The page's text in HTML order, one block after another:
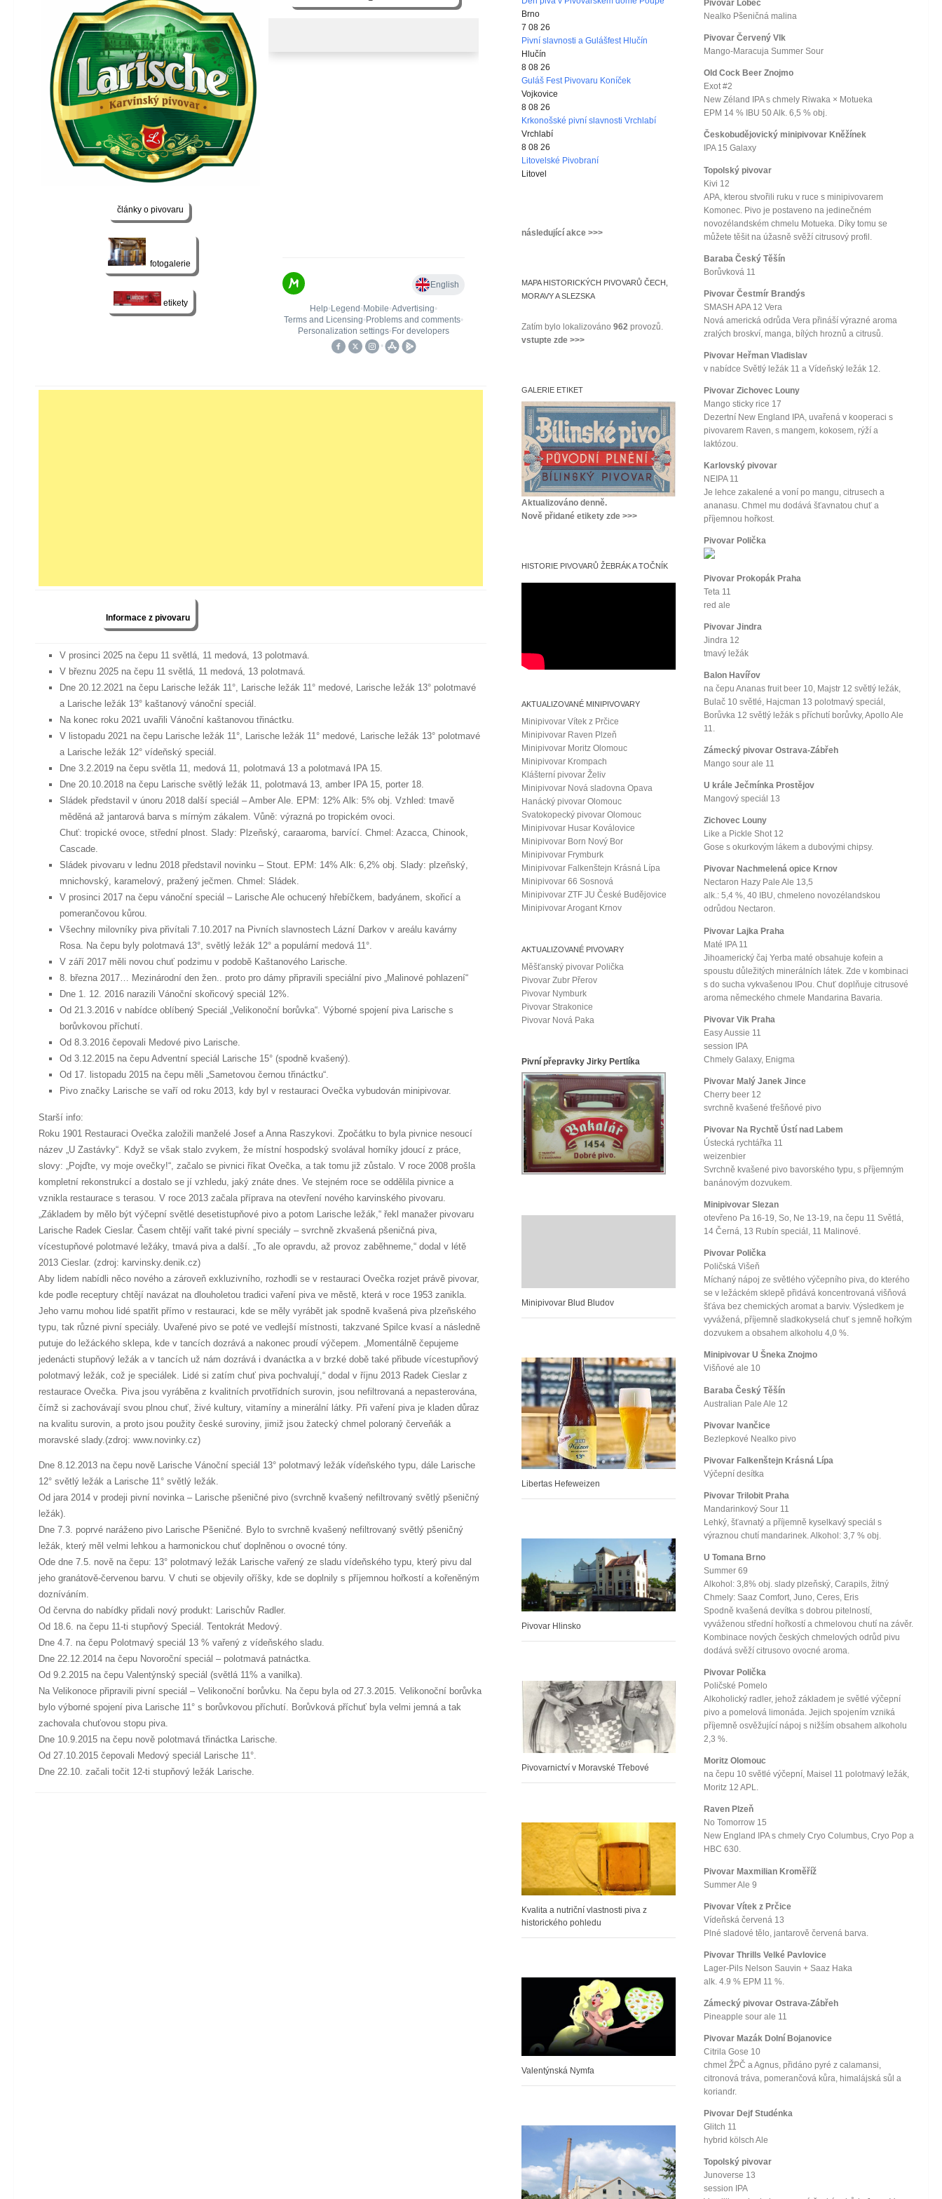
články o pivovaru
fotogalerie
etikety
Informace z pivovaru
V prosinci 2025 na čepu 11 světlá, 11 medová, 13 polotmavá.
V březnu 2025 na čepu 11 světlá, 11 medová, 13 polotmavá.
Dne 20.12.2021 na čepu Larische ležák 11°, Larische ležák 11° medové, Larische ležák 13° polotmavé
a Larische ležák 13° kaštanový vánoční speciál.
Na konec roku 2021 uvařili Vánoční kaštanovou třináctku.
V listopadu 2021 na čepu Larische ležák 11°, Larische ležák 11° medové, Larische ležák 13° polotmavé
a Larische ležák 12° vídeňský speciál.
Dne 3.2.2019 na čepu světla 11, medová 11, polotmavá 13 a polotmavá IPA 15.
Dne 20.10.2018 na čepu Larische světlý ležák 11, polotmavá 13, amber IPA 15, porter 18.
Sládek představil v únoru 2018 další speciál – Amber Ale. EPM: 12% Alk: 5% obj. Vzhled: tmavě
měděná až jantarová barva s mírným zákalem. Vůně: výrazná po tropickém ovoci.
Chuť: tropické ovoce, střední plnost. Slady: Plzeňský, caraaroma, barvící. Chmel: Azacca, Chinook,
Cascade.
Sládek pivovaru v lednu 2018 představil novinku – Stout. EPM: 14% Alk: 6,2% obj. Slady: plzeňský,
mnichovský, karamelový, pražený ječmen. Chmel: Sládek.
V prosinci 2017 na čepu vánoční speciál – Larische Ale ochucený hřebíčkem, badyánem, skořicí a
pomerančovou kůrou.
Všechny milovníky piva přivítali 7.10.2017 na Pivních slavnostech Lázní Darkov v areálu kavárny
Rosa. Na čepu byly polotmavá 13°, světlý ležák 12° a populární medová 11°.
V září 2017 měli novou chuť podzimu v podobě Kaštanového Larische.
8. března 2017… Mezinárodní den žen.. proto pro dámy připravili speciální pivo „Malinové pohlazení“
Dne 1. 12. 2016 narazili Vánoční skořicový speciál 12%.
Od 21.3.2016 v nabídce oblíbený Speciál „Velikonoční borůvka“. Výborné spojení piva Larische s
borůvkovou příchutí.
Od 8.3.2016 čepovali Medové pivo Larische.
Od 3.12.2015 na čepu Adventní speciál Larische 15° (spodně kvašený).
Od 17. listopadu 2015 na čepu měli „Sametovou černou třináctku“.
Pivo značky Larische se vaří od roku 2013, kdy byl v restauraci Ovečka vybudován minipivovar.
Starší info:
Roku 1901 Restauraci Ovečka založili manželé Josef a Anna Raszykovi. Zpočátku to byla pivnice nesoucí
název „U Zastávky“. Když se však stalo zvykem, že místní hospodský svolával horníky jdoucí z práce,
slovy: „Pojďte, vy moje ovečky!“, začalo se pivnici říkat Ovečka, a tak tomu již zůstalo. V roce 2008 prošla
kompletní rekonstrukcí a dostalo se jí vzhledu, jaký znáte dnes. Ve stejném roce se oddělila pivnice a
vznikla restaurace s terasou. V roce 2013 začala příprava na otevření nového karvinského pivovaru.
„Základem by mělo být výčepní světlé desetistupňové pivo a potom Larische ležák,“ řekl manažer pivovaru
Larische Radek Cieslar. Časem chtějí vařit také pivní speciály – svrchně zkvašená pšeničná piva,
vícestupňové polotmavé ležáky, tmavá piva a další. „To ale opravdu, až provoz zaběhneme,“ dodal v létě
2013 Cieslar. (zdroj: karvinsky.denik.cz)
Aby lidem nabídli něco nového a zároveň exkluzivního, rozhodli se v restauraci Ovečka rozjet právě pivovar,
kde podle receptury chtějí navázat na dlouholetou tradici vaření piva ve městě, která v roce 1953 zanikla.
Jeho varnu mohou lidé spatřit přímo v restauraci, kde se měly vyrábět jak spodně kvašená piva plzeňského
typu, tak různé pivní speciály. Uvařené pivo se poté ve vedlejší místnosti, takzvané Spilce kvasí a následně
putuje do ležáckého sklepa, kde v tancích dozrává a nakonec proudí výčepem. „Momentálně čepujeme
jedenácti stupňový ležák a v tancích už nám dozrává i dvanáctka a v brzké době také přibude vícestupňový
polotmavý ležák, což je speciálek. Lidé si zatím chuť piva pochvalují,“ dodal v říjnu 2013 Radek Cieslar z
restaurace Ovečka. Piva jsou vyráběna z kvalitních prvotřídních surovin, jsou nefiltrovaná a nepasterována,
čímž si zachovávají svou plnou chuť, živé kultury, vitamíny a minerální látky. Při vaření piva je kladen důraz
na kvalitu surovin, a proto jsou použity české suroviny, jimiž jsou žatecký chmel poloraný červeňák a
moravské slady.(zdroj: www.novinky.cz)
Dne 8.12.2013 na čepu nově Larische Vánoční speciál 13° polotmavý ležák vídeňského typu, dále Larische
12° světlý ležák a Larische 11° světlý ležák.
Od jara 2014 v prodeji pivní novinka – Larische pšeničné pivo (svrchně kvašený nefiltrovaný světlý pšeničný
ležák).
Dne 7.3. poprvé naráženo pivo Larische Pšeničné. Bylo to svrchně kvašený nefiltrovaný světlý pšeničný
ležák, který měl velmi lehkou a harmonickou chuť doplněnou o ovocné tóny.
Ode dne 7.5. nově na čepu: 13° polotmavý ležák Larische vařený ze sladu vídeňského typu, který pivu dal
jeho granátově-červenou barvu. V chuti se objevily oříšky, kde se doplnily s příjemnou hořkostí a kořeněným
dozníváním.
Od června do nabídky přidali nový produkt: Larischův Radler.
Od 18.6. na čepu 11-ti stupňový Speciál. Tentokrát Medový.
Dne 4.7. na čepu Polotmavý speciál 13 % vařený z vídeňského sladu.
Dne 22.12.2014 na čepu Novoroční speciál – polotmavá patnáctka.
Od 9.2.2015 na čepu Valentýnský speciál (světlá 11% a vanilka).
Na Velikonoce připravili pivní speciál – Velikonoční borůvku. Na čepu byla od 27.3.2015. Velikonoční borůvka
bylo výborné spojení piva Larische 11° s borůvkovou příchutí. Borůvková příchuť byla velmi jemná a tak
zachovala chuťovou stopu piva.
Dne 10.9.2015 na čepu nově polotmavá třináctka Larische.
Od 27.10.2015 čepovali Medový speciál Larische 11°.
Dne 22.10. začali točit 12-ti stupňový ležák Larische.
Pivovar Lobeč
Nealko Pšeničná malina
Pivovar Červený Vlk
Mango-Maracuja Summer Sour
Old Cock Beer Znojmo
Exot #2
New Zéland IPA s chmely Riwaka × Motueka
EPM 14 % IBU 50 Alk. 6,5 % obj.
Českobudějovický minipivovar Kněžínek
IPA 15 Galaxy
Topolský pivovar
Kivi 12
APA, kterou stvořili ruku v ruce s minipivovarem
Komonec. Pivo je postaveno na jedinečném
novozélandském chmelu Motueka. Díky tomu se
můžete těšit na úžasně svěží citrusový profil.
Baraba Český Těšín
Borůvková 11
Pivovar Čestmír Brandýs
SMASH APA 12 Vera
Nová americká odrůda Vera přináší výrazné aroma
zralých broskví, manga, bílých hroznů a citrusů.
Pivovar Heřman Vladislav
v nabídce Světlý ležák 11 a Vídeňský ležák 12.
Pivovar Zichovec Louny
Mango sticky rice 17
Dezertní New England IPA, uvařená v kooperaci s
pivovarem Raven, s mangem, kokosem, rýží a
laktózou.
Karlovský pivovar
NEIPA 11
Je lehce zakalené a voní po mangu, citrusech a
ananasu. Chmel mu dodává šťavnatou chuť a
příjemnou hořkost.
Pivovar Polička
Pivovar Prokopák Praha
Teta 11
red ale
Pivovar Jindra
Jindra 12
tmavý ležák
Balon Havířov
na čepu Ananas fruit beer 10, Majstr 12 světlý ležák,
Bulač 10 světlé, Hajcman 13 polotmavý speciál,
Borůvka 12 světlý ležák s příchutí borůvky, Apollo Ale
11.
Zámecký pivovar Ostrava-Zábřeh
Mango sour ale 11
U krále Ječmínka Prostějov
Mangový speciál 13
Zichovec Louny
Like a Pickle Shot 12
Gose s okurkovým lákem a dubovými chipsy.
Pivovar Nachmelená opice Krnov
Nectaron Hazy Pale Ale 13,5
alk.: 5,4 %, 40 IBU, chmeleno novozélandskou
odrůdou Nectaron.
Pivovar Lajka Praha
Maté IPA 11
Jihoamerický čaj Yerba maté obsahuje kofein a
spoustu důležitých minerálních látek. Zde v kombinaci
s do sucha vykvašenou IPou. Chuť doplňuje citrusové
aroma německého chmele Mandarina Bavaria.
Pivovar Vik Praha
Easy Aussie 11
session IPA
Chmely Galaxy, Enigma
Pivovar Malý Janek Jince
Cherry beer 12
svrchně kvašené třešňové pivo
Pivovar Na Rychtě Ústí nad Labem
Ústecká rychtářka 11
weizenbier
Svrchně kvašené pivo bavorského typu, s příjemným
banánovým dozvukem.
Minipivovar Slezan
otevřeno Pa 16-19, So, Ne 13-19, na čepu 11 Světlá,
14 Černá, 13 Rubín speciál, 11 Malinové.
Pivovar Polička
Poličská Višeň
Míchaný nápoj ze světlého výčepního piva, do kterého
se v ležáckém sklepě přidává koncentrovaná višňová
šťáva bez chemických aromat a barviv. Výsledkem je
vyvážená, příjemně sladkokyselá chuť s jemně hořkým
dozvukem a obsahem alkoholu 4,0 %.
Minipivovar U Šneka Znojmo
Višňové ale 10
Baraba Český Těšín
Australian Pale Ale 12
Pivovar Ivančice
Bezlepkové Nealko pivo
Pivovar Falkenštejn Krásná Lípa
Výčepní desítka
Pivovar Trilobit Praha
Mandarinkový Sour 11
Lehký, šťavnatý a příjemně kyselkavý speciál s
výraznou chutí mandarinek. Alkohol: 3,7 % obj.
U Tomana Brno
Summer 69
Alkohol: 3,8% obj. slady plzeňský, Carapils, žitný
Chmely: Saaz Comfort, Juno, Ceres, Eris
Spodně kvašená devítka s dobrou pitelností,
vyváženou střední hořkostí a chmelovou chutí na závěr.
Kombinace nových českých chmelových odrůd pivu
dodává svěží citrusovo ovocné aroma.
Pivovar Polička
Poličské Pomelo
Alkoholický radler, jehož základem je světlé výčepní
pivo a pomelová limonáda. Jejich spojením vzniká
příjemně osvěžující nápoj s nižším obsahem alkoholu
2,3 %.
Moritz Olomouc
na čepu 10 světlé výčepní, Maisel 11 polotmavý ležák,
Moritz 12 APL.
Raven Plzeň
No Tomorrow 15
New England IPA s chmely Cryo Columbus, Cryo Pop a
HBC 630.
Pivovar Maxmilian Kroměříž
Summer Ale 9
Pivovar Vítek z Prčice
Vídeňská červená 13
Plné sladové tělo, jantarově červená barva.
Pivovar Thrills Velké Pavlovice
Lager-Pils Nelson Sauvin + Saaz Haka
alk. 4.9 % EPM 11 %.
Zámecký pivovar Ostrava-Zábřeh
Pineapple sour ale 11
Pivovar Mazák Dolní Bojanovice
Citrila Gose 10
chmel ŽPČ a Agnus, přidáno pyré z calamansi,
citronová tráva, pomerančová kůra, himalájská sůl a
koriandr.
Pivovar Dejf Studénka
Glitch 11
hybrid kölsch Ale
Topolský pivovar
Junoverse 13
session IPA
Brno
7 08 26
Pivní slavnosti a Gulášfest Hlučín
Hlučín
8 08 26
Guláš Fest Pivovaru Koníček
Vojkovice
8 08 26
Krkonošské pivní slavnosti Vrchlabí
Vrchlabí
8 08 26
Litovelské Pivobraní
Litovel
následující akce >>>
MAPA HISTORICKÝCH PIVOVARŮ ČECH,
MORAVY A SLEZSKA
Zatím bylo lokalizováno 962 provozů.
vstupte zde >>>
GALERIE ETIKET
Aktualizováno denně.
Nově přidané etikety zde >>>
HISTORIE PIVOVARŮ ŽEBRÁK A TOČNÍK
AKTUALIZOVANÉ MINIPIVOVARY
Minipivovar Vítek z Prčice
Minipivovar Raven Plzeň
Minipivovar Moritz Olomouc
Minipivovar Krompach
Klášterní pivovar Želiv
Minipivovar Nová sladovna Opava
Hanácký pivovar Olomouc
Svatokopecký pivovar Olomouc
Minipivovar Husar Koválovice
Minipivovar Born Nový Bor
Minipivovar Frymburk
Minipivovar Falkenštejn Krásná Lípa
Minipivovar 66 Sosnová
Minipivovar ZTF JU České Budějovice
Minipivovar Arogant Krnov
AKTUALIZOVANÉ PIVOVARY
Měšťanský pivovar Polička
Pivovar Zubr Přerov
Pivovar Nymburk
Pivovar Strakonice
Pivovar Nová Paka
Pivní přepravky Jirky Pertlíka
Minipivovar Blud Bludov
Libertas Hefeweizen
Pivovar Hlinsko
Pivovarnictví v Moravské Třebové
Kvalita a nutriční vlastnosti piva z
historického pohledu
Valentýnská Nymfa